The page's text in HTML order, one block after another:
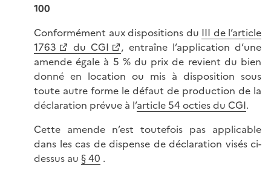
100
Conformément aux dispositions du III de l’article
1763
du CGI
, entraîne l’application d’une
amende égale à 5 % du prix de revient du bien
donné en location ou mis à disposition sous
toute autre forme le défaut de production de la
déclaration prévue à l’article 54 octies du CGI.
Cette amende n’est toutefois pas applicable
dans les cas de dispense de déclaration visés ci-
dessus au § 40 .